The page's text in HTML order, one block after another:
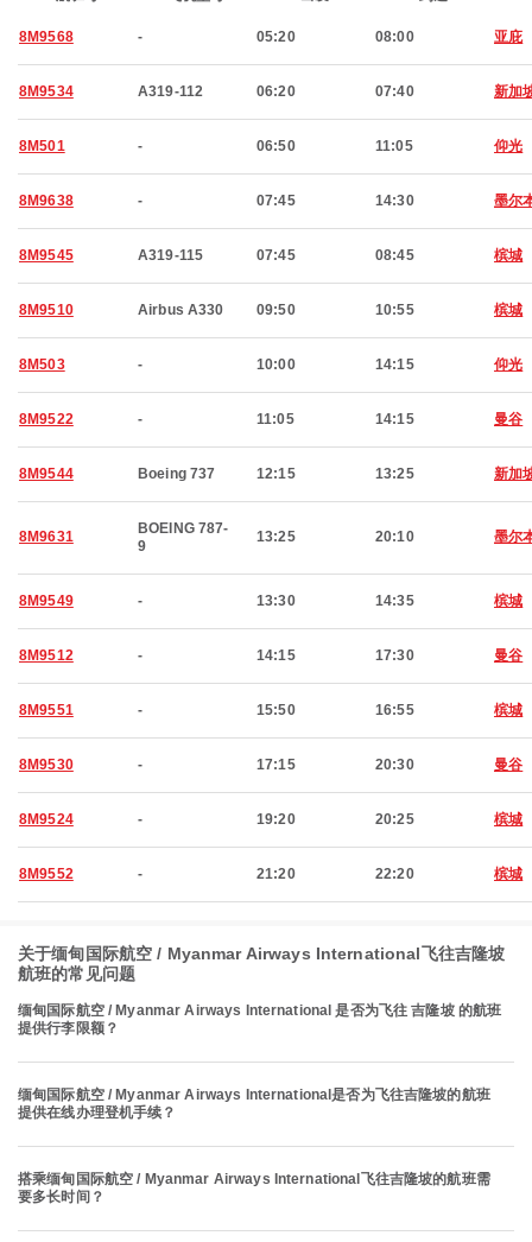
8M9568 - 05:20 08:00 亚庇
8M9534 A319-112 06:20 07:40 新加
8M501 - 06:50 11:05 仰光
8M9638 - 07:45 14:30 墨尔
8M9545 A319-115 07:45 08:45 槟城
8M9510 Airbus A330 09:50 10:55 槟城
8M503 - 10:00 14:15 仰光
8M9522 - 11:05 14:15 曼谷
8M9544 Boeing 737 12:15 13:25 新加
8M9631
BOEING 787-
9
13:25 20:10 墨尔
8M9549 - 13:30 14:35 槟城
8M9512 - 14:15 17:30 曼谷
8M9551 - 15:50 16:55 槟城
8M9530 - 17:15 20:30 曼谷
8M9524 - 19:20 20:25 槟城
8M9552 - 21:20 22:20 槟城
关于缅甸国际航空 / Myanmar Airways International飞往吉隆坡
航班的常见问题
缅甸国际航空 / Myanmar Airways International 是否为飞往 吉隆坡 的航班
提供行李限额？
缅甸国际航空 / Myanmar Airways International是否为飞往吉隆坡的航班
提供在线办理登机手续？
搭乘缅甸国际航空 / Myanmar Airways International飞往吉隆坡的航班需
要多长时间？